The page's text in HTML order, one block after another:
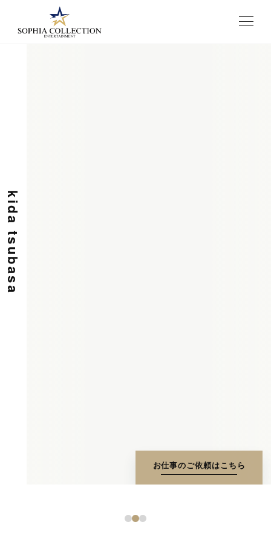
メニュー
kida tsubasa
お仕事のご依頼はこちら
1 2 3